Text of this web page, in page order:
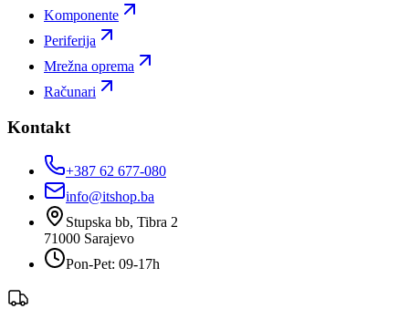
Komponente
Periferija
Mrežna oprema
Računari
Kontakt
+387 62 677-080
info@itshop.ba
Stupska bb, Tibra 2
71000 Sarajevo
Pon-Pet: 09-17h